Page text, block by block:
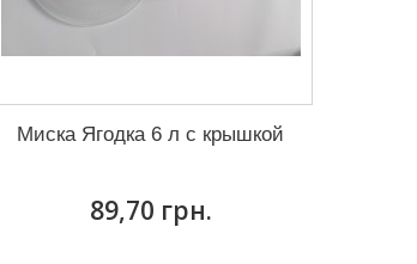
Миска Ягодка 6 л с крышкой
89,70 грн.